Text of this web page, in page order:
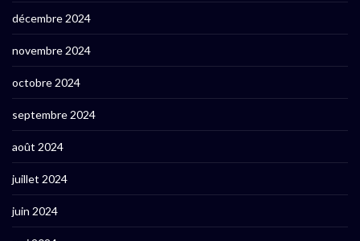
décembre 2024
novembre 2024
octobre 2024
septembre 2024
août 2024
juillet 2024
juin 2024